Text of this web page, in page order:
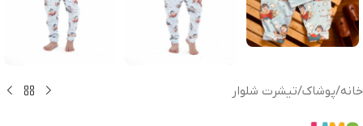
خانه/پوشاک/تیشرت شلوار